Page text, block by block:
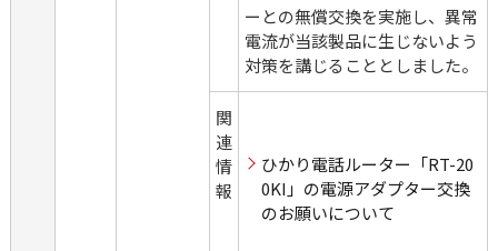
ーとの無償交換を実施し、異常
電流が当該製品に生じないよう
対策を講じることとしました。
関
連
情
報
ひかり電話ルーター「RT-20
0KI」の電源アダプター交換
のお願いについて